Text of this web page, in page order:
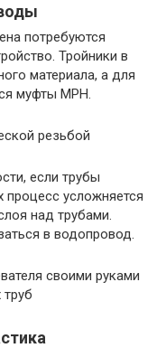
потребуются
Тройники в
материала, а для
муфты МРН.
резьбой
если трубы
усложняется
над трубами.
в водопровод.
своими руками